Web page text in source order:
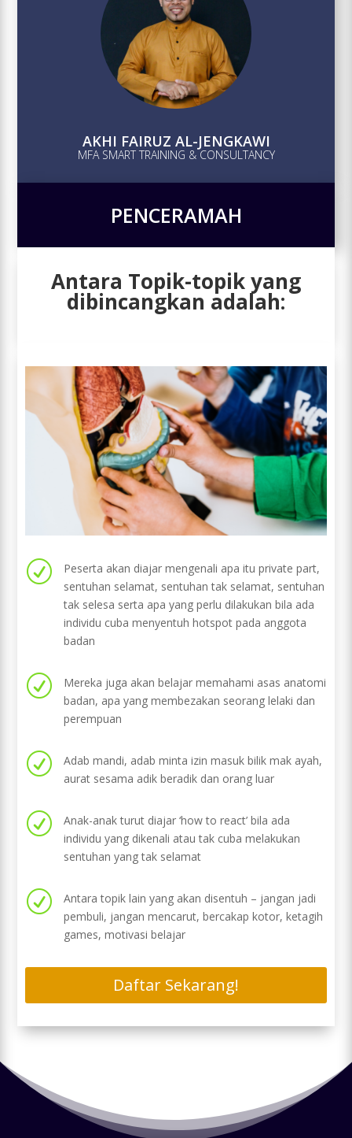
AKHI FAIRUZ AL-JENGKAWI
MFA SMART TRAINING & CONSULTANCY
PENCERAMAH
Antara Topik-topik yang
dibincangkan adalah:
R
Peserta akan diajar mengenali apa itu private part,
sentuhan selamat, sentuhan tak selamat, sentuhan
tak selesa serta apa yang perlu dilakukan bila ada
individu cuba menyentuh hotspot pada anggota
badan
R
Mereka juga akan belajar memahami asas anatomi
badan, apa yang membezakan seorang lelaki dan
perempuan
R
Adab mandi, adab minta izin masuk bilik mak ayah,
aurat sesama adik beradik dan orang luar
R
Anak-anak turut diajar ‘how to react’ bila ada
individu yang dikenali atau tak cuba melakukan
sentuhan yang tak selamat
R
Antara topik lain yang akan disentuh – jangan jadi
pembuli, jangan mencarut, bercakap kotor, ketagih
games, motivasi belajar
Daftar Sekarang!